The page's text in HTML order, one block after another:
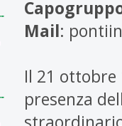
Mail:
Il 21 ottobre
presenza